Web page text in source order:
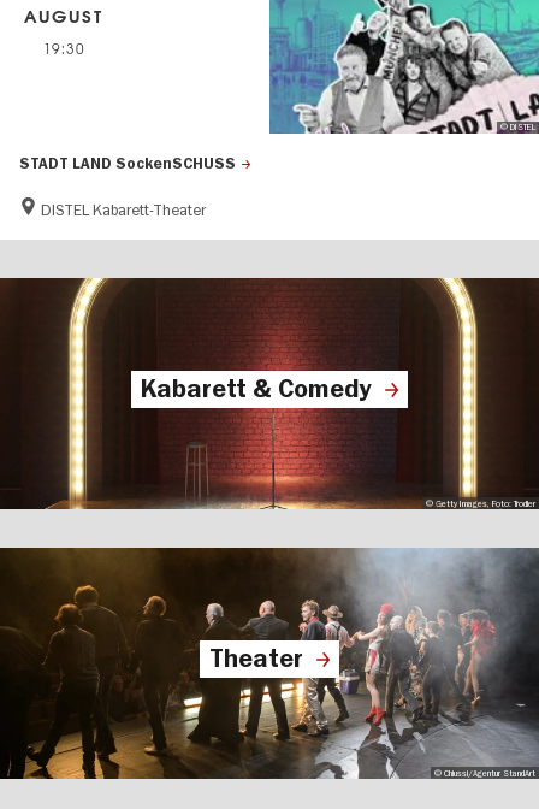
STADT LAND SockenSCHUSS
DISTEL Kabarett-Theater
AUGUST
19:30
© DISTEL
Kabarett & Comedy
© Getty Images, Foto: Trodler
Theater
© Chiussi/Agentur StandArt